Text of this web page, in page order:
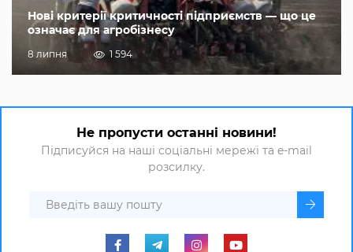
Нові критерії критичності підприємств — що це
означає для агробізнесу
8 липня 1 594
Не пропусти останні новини!
Підписуйся на наші соціальні мережі та e-mail
розсилку.